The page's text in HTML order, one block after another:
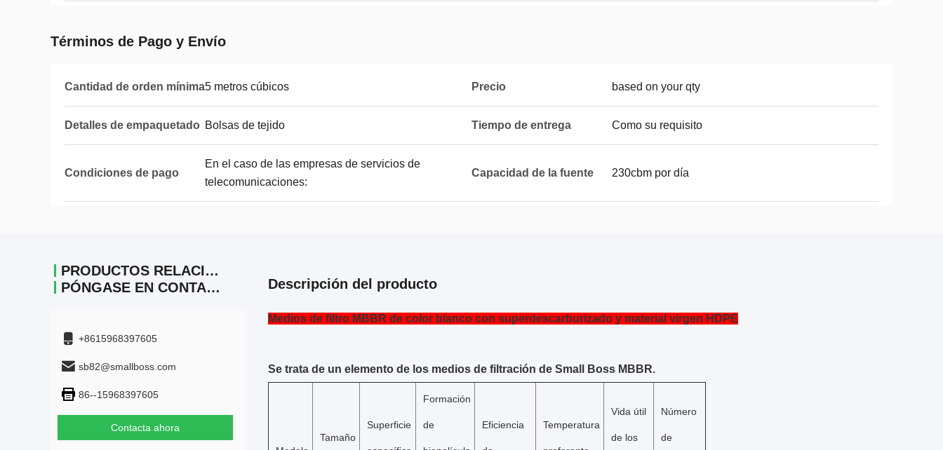
Términos de Pago y Envío
Cantidad de orden mínima5 metros cúbicos Precio based on your qty
Detalles de empaquetado Bolsas de tejido Tiempo de entrega Como su requisito
Condiciones de pago
En el caso de las empresas de servicios de
telecomunicaciones:
Capacidad de la fuente 230cbm por día
PRODUCTOS RELACIONADOS
PÓNGASE EN CONTACTO
+8615968397605
sb82@smallboss.com
86--15968397605
Contacta ahora
Descripción del producto
Medios de filtro MBBR de color blanco con superdescarburizado y material virgen HDPE
Se trata de un elemento de los medios de filtración de Small Boss MBBR.
Tamaño
Superficie
Formación
de Eficiencia Temperatura
Vida útil
de los
Número
de